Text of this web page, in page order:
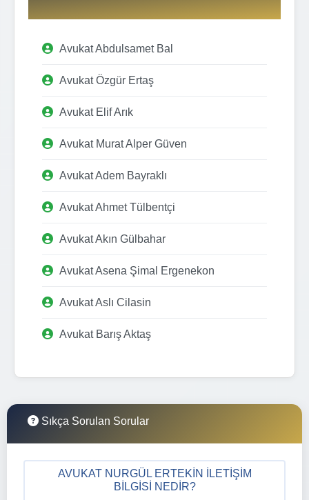
Avukat Abdulsamet Bal
Avukat Özgür Ertaş
Avukat Elif Arık
Avukat Murat Alper Güven
Avukat Adem Bayraklı
Avukat Ahmet Tülbentçi
Avukat Akın Gülbahar
Avukat Asena Şimal Ergenekon
Avukat Aslı Cilasin
Avukat Barış Aktaş
Sıkça Sorulan Sorular
AVUKAT NURGÜL ERTEKIN İLETIŞIM
BILGISI NEDIR?